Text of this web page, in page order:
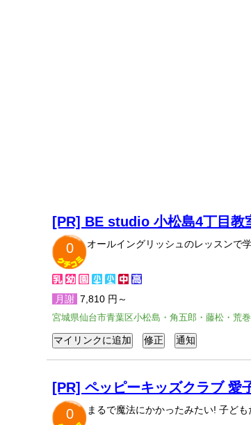
[PR] BE studio 小松島4丁目教
0
オールイングリッシュのレッスンで
月謝 7,810 円～
宮城県仙台市青葉区小松島・角五郎・藤松・荒
[PR] ペッピーキッズクラブ 愛
0
まるで魔法にかかったみたい! 子ど